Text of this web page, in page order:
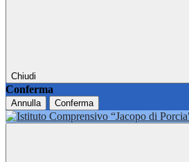
Chiudi
Conferma
Annulla Conferma